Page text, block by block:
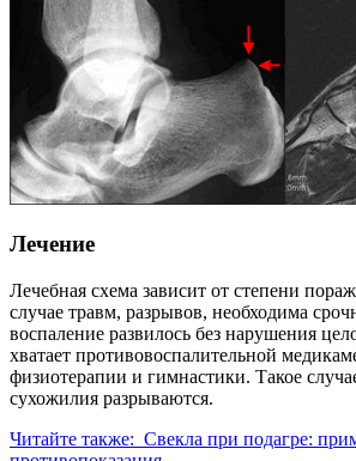
Лечение
Лечебная схема зависит от степени
случае травм, разрывов, необходима
воспаление развилось без нарушения
хватает противовоспалительной
физиотерапии и гимнастики. Такое
сухожилия разрываются.
Читайте также: Свекла при подагре: